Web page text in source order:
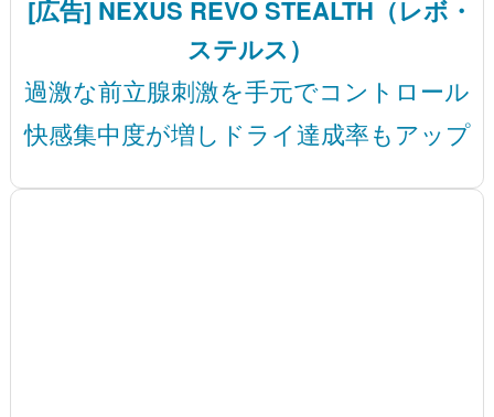
[広告] NEXUS REVO STEALTH（レボ・
ステルス）
過激な前立腺刺激を手元でコントロール
快感集中度が増しドライ達成率もアップ